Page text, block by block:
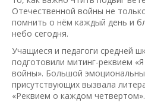
Отечественной войны не
помнить о нём каждый день и
небо сегодня.
Учащиеся и педагоги средней
подготовили митинг-реквием
войны». Большой
присутствующих вызвала
«Реквием о каждом четвертом».